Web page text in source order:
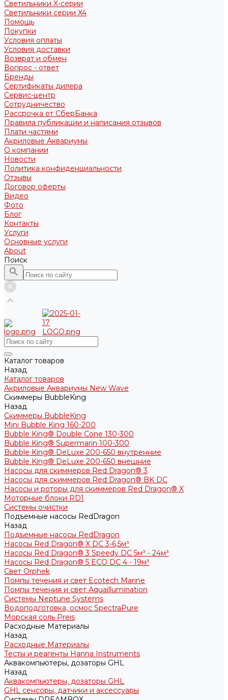
Светильники X-серии
Светильники серии X4
Помощь
Покупки
Условия оплаты
Условия доставки
Возврат и обмен
Вопрос - ответ
Бренды
Сертификаты дилера
Сервис-центр
Сотрудничество
Рассрочка от СберБанка
Правила публикации и написания отзывов
Плати частями
Акриловые Аквариумы
О компании
Новости
Политика конфиденциальности
Отзывы
Договор оферты
Видео
Фото
Блог
Контакты
Услуги
Основные услуги
About
Поиск
Каталог товаров
Назад
Каталог товаров
Акриловые Аквариумы New Wave
Скиммеры BubbleKing
Назад
Скиммеры BubbleKing
Mini Bubble King 160-200
Bubble King® Double Cone 130-300
Bubble King® Supermarin 100-300
Bubble King® DeLuxe 200-650 внутренние
Bubble King® DeLuxe 200-650 внешние
Насосы для скиммеров Red Dragon® 3
Насосы для скиммеров Red Dragon® BK DC
Насосы и роторы для скиммеров Red Dragon® X
Моторные блоки RD1
Системы очистки
Подъемные насосы RedDragon
Назад
Подъемные насосы RedDragon
Насосы Red Dragon® X DC 3-6,5м³
Насосы Red Dragon® 3 Speedy DC 5м³ - 24м³
Насосы Red Dragon® 5 ECO DC 4 - 19м³
Свет Orphek
Помпы течения и свет Ecotech Marine
Помпы течения и свет Aquaillumination
Системы Neptune Systems
Водоподготовка, осмос SpectraPure
Морская соль Preis
Расходные Материалы
Назад
Расходные Материалы
Тесты и реагенты Hanna Instruments
Аквакомпьютеры, дозаторы GHL
Назад
Аквакомпьютеры, дозаторы GHL
GHL сенсоры, датчики и аксессуары